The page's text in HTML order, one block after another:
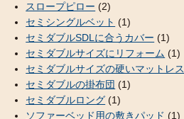
スロープピロー (2)
セミシングルベット (1)
セミダブルSDLに合うカバー (1)
セミダブルサイズにリフォーム (1)
セミダブルサイズの硬いマットレス
セミダブルの掛布団 (1)
セミダブルロング (1)
ソファーベッド用の敷きパッド (1)